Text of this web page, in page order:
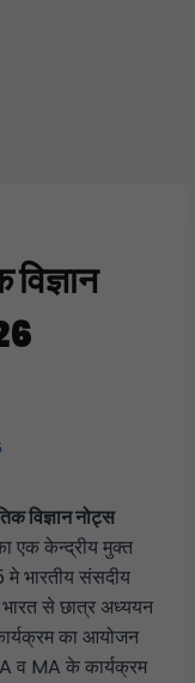
विज्ञान नोट्स
एक केन्द्रीय मुक्त
मे भारतीय संसदीय
से छात्र अध्ययन
का आयोजन
व MA के कार्यक्रम